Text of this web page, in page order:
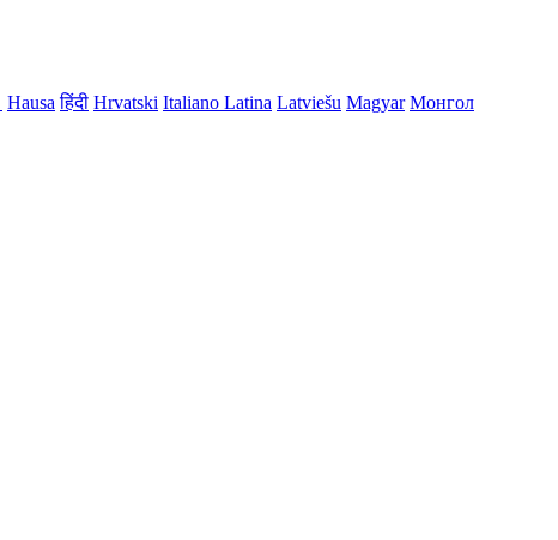
Hausa हिंदी Hrvatski Italiano Latina Latviešu Magyar Монгол